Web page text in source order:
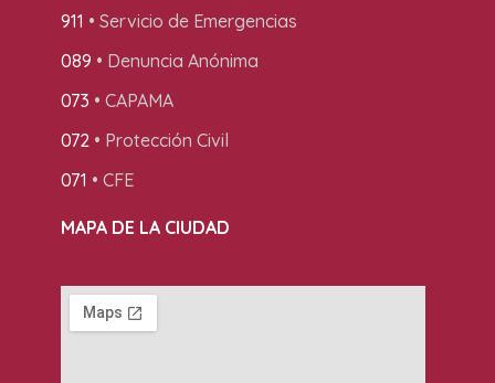
911 • Servicio de Emergencias
089 • Denuncia Anónima
073 • CAPAMA
072• Protección Civil
071 • CFE
MAPA DE LA CIUDAD